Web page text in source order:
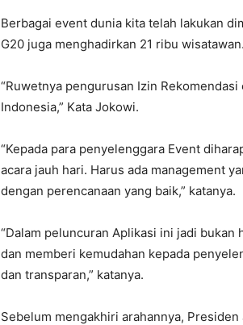
Berbagai event dunia kita telah lakukan
G20 juga menghadirkan 21 ribu wisatawan.
“Ruwetnya pengurusan Izin
Indonesia,” Kata Jokowi.
“Kepada para penyelenggara Event
acara jauh hari. Harus ada management
dengan perencanaan yang baik,” katanya.
“Dalam peluncuran Aplikasi ini jadi
dan memberi kemudahan kepada
dan transparan,” katanya.
Sebelum mengakhiri arahannya,